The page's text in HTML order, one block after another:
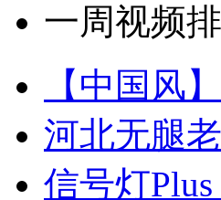
一周视频
【中国风
河北无腿
信号灯